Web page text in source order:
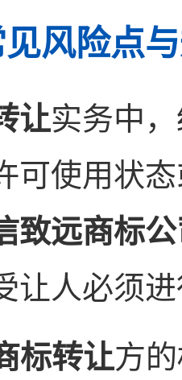
风险点
让实务中
可使用状
致远商标
让人必须
标转让方